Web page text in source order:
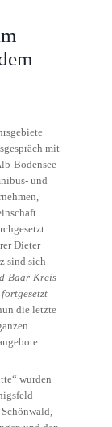
mit
Bodensee
und
Dieter
sind sich
Baar-Kreis
die letzte
wurden